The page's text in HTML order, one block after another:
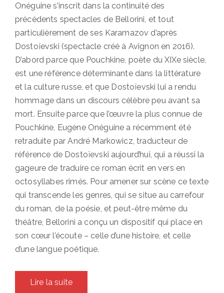
Onéguine s’inscrit dans la continuité des
précédents spectacles de Bellorini, et tout
particulièrement de ses Karamazov d’après
Dostoïevski (spectacle créé à Avignon en 2016).
D’abord parce que Pouchkine, poète du XIXe siècle,
est une référence déterminante dans la littérature
et la culture russe, et que Dostoïevski lui a rendu
hommage dans un discours célèbre peu avant sa
mort. Ensuite parce que l’œuvre la plus connue de
Pouchkine, Eugène Onéguine a récemment été
retraduite par André Markowicz, traducteur de
référence de Dostoïevski aujourd’hui, qui a réussi la
gageure de traduire ce roman écrit en vers en
octosyllabes rimés. Pour amener sur scène ce texte
qui transcende les genres, qui se situe au carrefour
du roman, de la poésie, et peut-être même du
théâtre, Bellorini a conçu un dispositif qui place en
son cœur l’écoute – celle d’une histoire, et celle
d’une langue poétique.
Lire la suite